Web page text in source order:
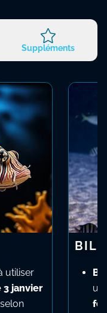
Suppléments
utiliser
3 janvier